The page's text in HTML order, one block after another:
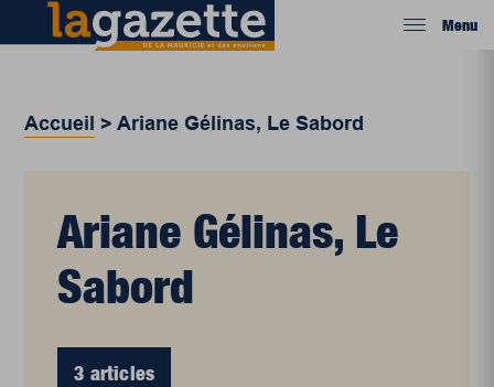
Menu
Accueil >Ariane Gélinas, Le Sabord
Ariane Gélinas, Le
Sabord
3 articles